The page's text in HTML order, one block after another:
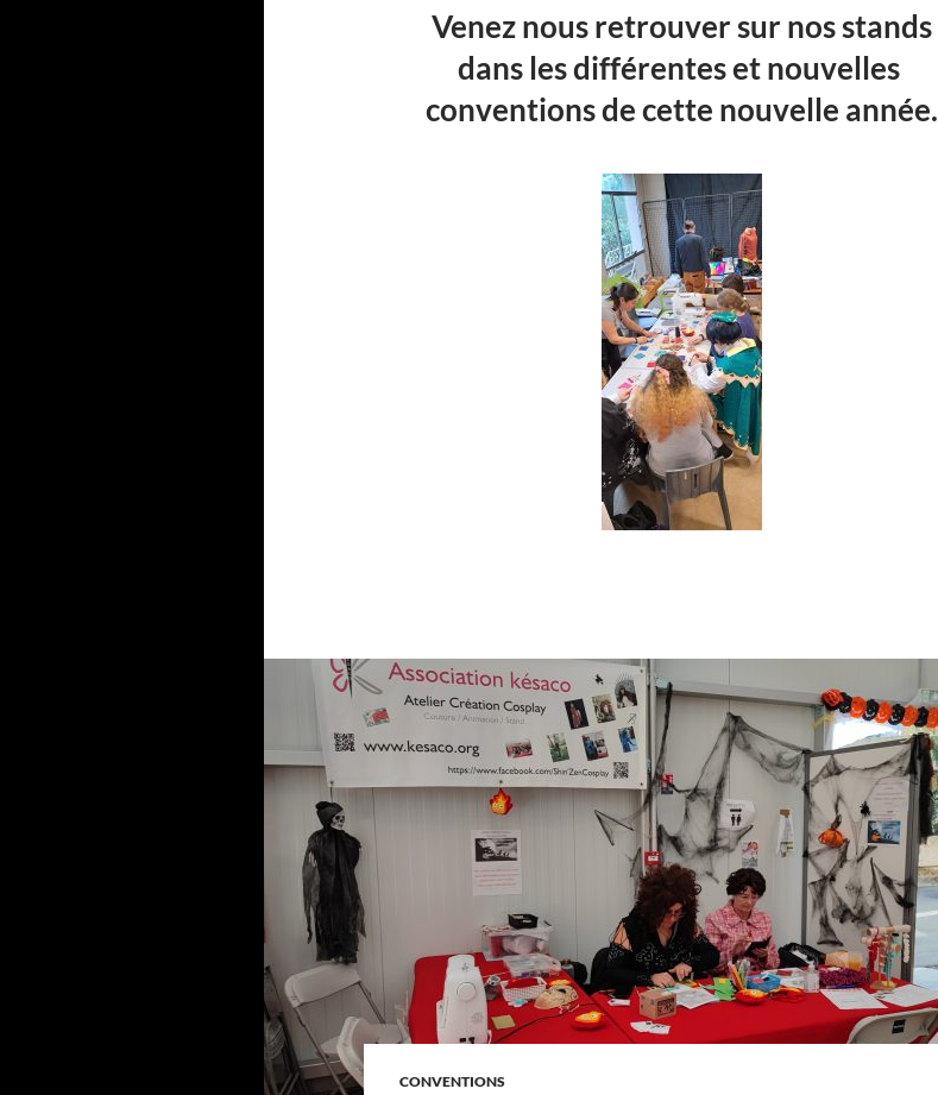
Venez nous retrouver sur nos stands
dans les différentes et nouvelles
conventions de cette nouvelle année.
CONVENTIONS